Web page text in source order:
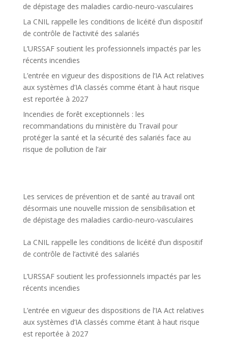
de dépistage des maladies cardio-neuro-vasculaires
La CNIL rappelle les conditions de licéité d’un dispositif
de contrôle de l’activité des salariés
L’URSSAF soutient les professionnels impactés par les
récents incendies
L’entrée en vigueur des dispositions de l’IA Act relatives
aux systèmes d’IA classés comme étant à haut risque
est reportée à 2027
Incendies de forêt exceptionnels : les
recommandations du ministère du Travail pour
protéger la santé et la sécurité des salariés face au
risque de pollution de l’air
Les services de prévention et de santé au travail ont
désormais une nouvelle mission de sensibilisation et
de dépistage des maladies cardio-neuro-vasculaires
La CNIL rappelle les conditions de licéité d’un dispositif
de contrôle de l’activité des salariés
L’URSSAF soutient les professionnels impactés par les
récents incendies
L’entrée en vigueur des dispositions de l’IA Act relatives
aux systèmes d’IA classés comme étant à haut risque
est reportée à 2027